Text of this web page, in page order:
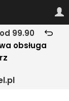
od 99.90
obsługa